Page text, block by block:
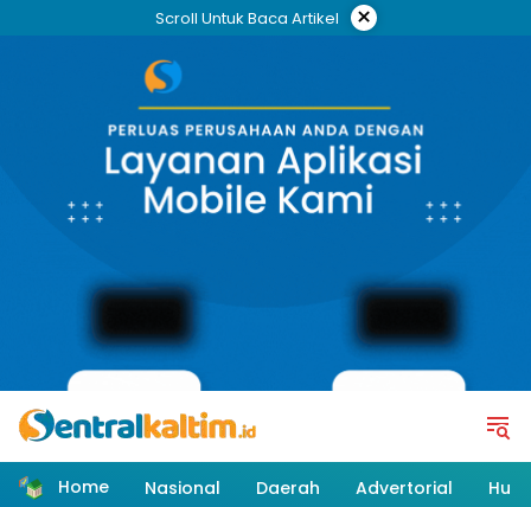
Scroll Untuk Baca Artikel ×
Home Nasional Daerah Advertorial